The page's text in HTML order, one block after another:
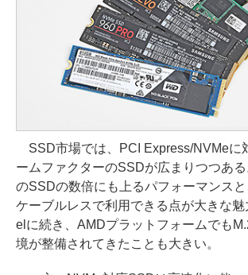
SSD市場では、PCI Express/NVMeに
ームファクターのSSDが広まりつつあ
のSSDの数倍にも上るパフォーマンス
ケーブルレスで利用できる点が大きな
elに続き、AMDプラットフォームでも
境が整備されてきたことも大きい。